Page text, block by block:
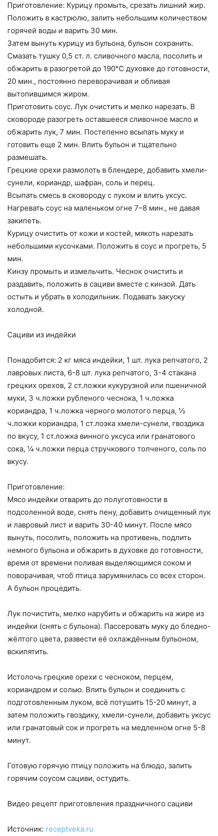
Приготовление: Курицу промыть, срезать лишний жир.
Положить в кастрюлю, залить небольшим количеством
горячей воды и варить 30 мин.
Затем вынуть курицу из бульона, бульон сохранить.
Смазать тушку 0,5 ст. л. сливочного масла, посолить и
обжарить в разогретой до 190°C духовке до готовности,
20 мин., постоянно переворачивая и обливая
вытопившимся жиром.
Приготовить соус. Лук очистить и мелко нарезать. В
сковороде разогреть оставшееся сливочное масло и
обжарить лук, 7 мин. Постепенно всыпать муку и
готовить еще 2 мин. Влить бульон и тщательно
размешать.
Грецкие орехи размолоть в блендере, добавить хмели-
сунели, кориандр, шафран, соль и перец.
Всыпать смесь в сковороду с луком и влить уксус.
Нагревать соус на маленьком огне 7–8 мин., не давая
закипеть.
Курицу очистить от кожи и костей, мякоть нарезать
небольшими кусочками. Положить в соус и прогреть, 5
мин.
Кинзу промыть и измельчить. Чеснок очистить и
раздавить, положить в сациви вместе с кинзой. Дать
остыть и убрать в холодильник. Подавать закуску
холодной.
Сациви из индейки
Понадобится: 2 кг мяса индейки, 1 шт. лука репчатого, 2
лавровых листа, 6-8 шт. лука репчатого, 3-4 стакана
грецких орехов, 2 ст.ложки кукурузной или пшеничной
муки, 3 ч.ложки рубленого чеснока, 1 ч.ложка
кориандра, 1 ч.ложка черного молотого перца, ½
ч.ложки кориандра, 1 ст.лоэка хмели-сунели, гвоздика
по вкусу, 1 ст.ложка винного уксуса или гранатового
сока, ¼ ч.ложки перца стручкового толченого, соль по
вкусу.
Приготовление:
Мясо индейки отварить до полуготовности в
подсоленной воде, снять пену, добавить очищенный лук
и лавровый лист и варить 30-40 минут. После мясо
вынуть, посолить, положить на противень, подлить
немного бульона и обжарить в духовке до готовности,
время от времени поливая выделяющимся соком и
поворачивая, чтоб птица зарумянилась со всех сторон.
А бульон процедить.
Лук почистить, мелко нарубить и обжарить на жире из
индейки (снять с бульона). Пассеровать муку до бледно-
жёлтого цвета, развести её охлаждённым бульоном,
вскипятить.
Истолочь грецкие орехи с чесноком, перцем,
кориандром и солью. Влить бульон и соединить с
подготовленным луком, всё потушить 15-20 минут, а
затем положить гвоздику, хмели-сунели, добавить уксус
или гранатовый сок и прогреть на медленном огне 5-8
минут.
Готовую горячую птицу положить на блюдо, залить
горячим соусом сациви, остудить.
Видео рецепт приготовления праздничного сациви
Источник: receptveka.ru